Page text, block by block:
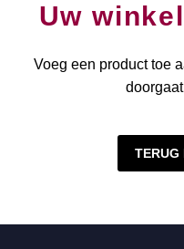
Uw
Voeg een product toe
TERUG